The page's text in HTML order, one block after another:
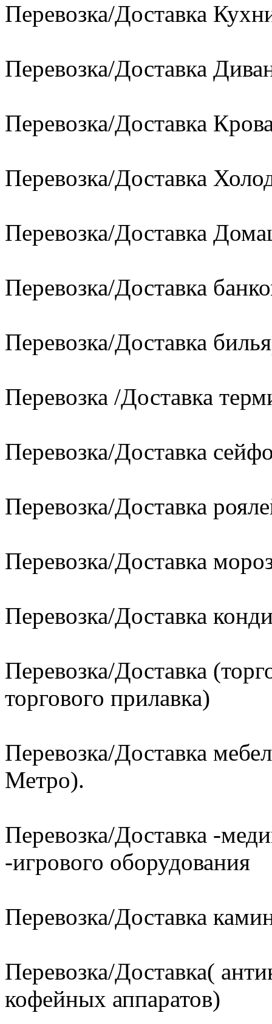
Перевозка/Доставка
Перевозка/Доставка
Перевозка/Доставка
Перевозка/Доставка
Перевозка/Доставка
Перевозка/Доставка
Перевозка/Доставка
Перевозка /Доставка
Перевозка/Доставка
Перевозка/Доставка
Перевозка/Доставка
Перевозка/Доставка
Перевозка/Доставка
торгового прилавка)
Перевозка/Доставка
Метро).
Перевозка/Доставка -
-игрового оборудования
Перевозка/Доставка
Перевозка/Доставка(
кофейных аппаратов)